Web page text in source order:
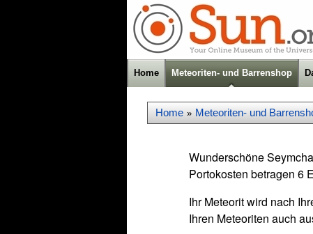
Home Meteoriten- und Barrenshop
Home » Meteoriten- und
Wunderschöne
Portokosten betragen 6
Ihr Meteorit wird nach
Ihren Meteoriten auch